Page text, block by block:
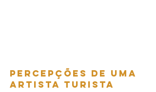
percepções de uma
artista turista